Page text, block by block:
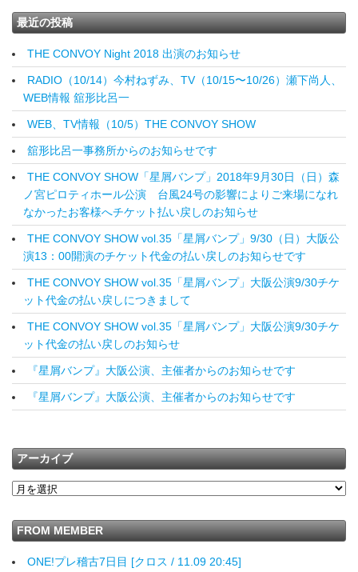
最近の投稿
THE CONVOY Night 2018 出演のお知らせ
RADIO（10/14）今村ねずみ、TV（10/15〜10/26）瀬下尚人、
WEB情報 舘形比呂一
WEB、TV情報（10/5）THE CONVOY SHOW
舘形比呂一事務所からのお知らせです
THE CONVOY SHOW「星屑バンプ」2018年9月30日（日）森
ノ宮ピロティホール公演 台風24号の影響によりご来場になれ
なかったお客様へチケット払い戻しのお知らせ
THE CONVOY SHOW vol.35「星屑バンプ」9/30（日）大阪公
演13：00開演のチケット代金の払い戻しのお知らせです
THE CONVOY SHOW vol.35「星屑バンプ」大阪公演9/30チケ
ット代金の払い戻しにつきまして
THE CONVOY SHOW vol.35「星屑バンプ」大阪公演9/30チケ
ット代金の払い戻しのお知らせ
『星屑バンプ』大阪公演、主催者からのお知らせです
『星屑バンプ』大阪公演、主催者からのお知らせです
アーカイブ
FROM MEMBER
ONE!プレ稽古7日目 [クロス / 11.09 20:45]